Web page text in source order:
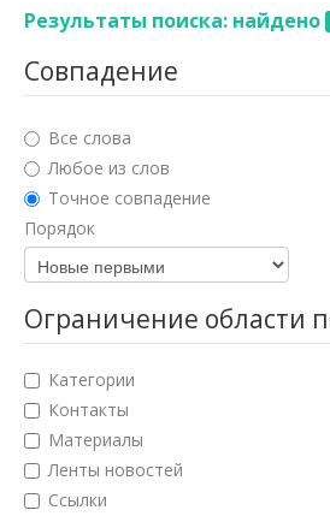
Филологические науки
Географические науки
Педагогические науки
Медицинские науки
Фармацевтические науки
Искусствоведение
Архитектура
Психологические науки
Социологические науки
Результаты поиска: найдено
Совпадение
Все слова
Любое из слов
Точное совпадение
Порядок
Ограничение области
Категории
Контакты
Материалы
Ленты новостей
Ссылки